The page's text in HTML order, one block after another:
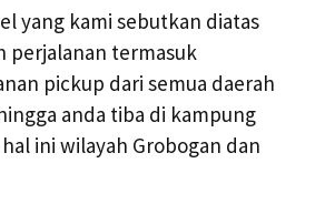
yang kami sebutkan diatas
perjalanan termasuk
pickup dari semua daerah
anda tiba di kampung
ini wilayah Grobogan dan